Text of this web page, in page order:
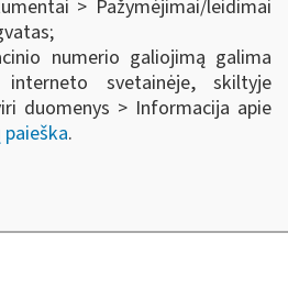
> Pažymėjimai/leidimai
numerio galiojimą galima
svetainėje, skiltyje
duomenys > Informacija apie
.